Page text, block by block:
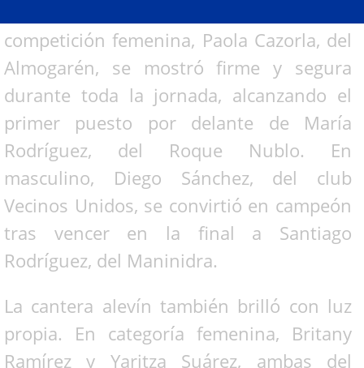
competición femenina, Paola Cazorla, del
Almogarén, se mostró firme y segura
durante toda la jornada, alcanzando el
primer puesto por delante de María
Rodríguez, del Roque Nublo. En
masculino, Diego Sánchez, del club
Vecinos Unidos, se convirtió en campeón
tras vencer en la final a Santiago
Rodríguez, del Maninidra.
La cantera alevín también brilló con luz
propia. En categoría femenina, Britany
Ramírez y Yaritza Suárez, ambas del